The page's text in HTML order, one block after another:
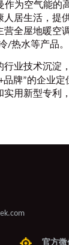
作为空气能的
人居生活，提
营全屋地暖空
/热水等产品。
行业技术沉淀
品牌”的企业
实用新型专利
官方微